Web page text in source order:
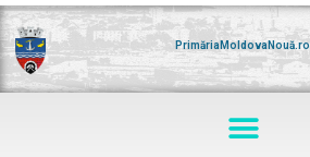
Skip
to
content
PrimăriaMoldovaNouă.ro
Menu